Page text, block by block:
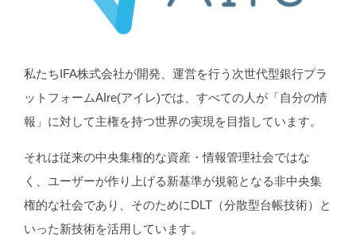
私たちIFA株式会社が開発、運営を行う次世代型銀行プラ
ットフォームAIre(アイレ)では、すべての人が「自分の情
報」に対して主権を持つ世界の実現を目指しています。
それは従来の中央集権的な資産・情報管理社会ではな
く、ユーザーが作り上げる新基準が規範となる非中央集
権的な社会であり、そのためにDLT（分散型台帳技術）と
いった新技術を活用しています。